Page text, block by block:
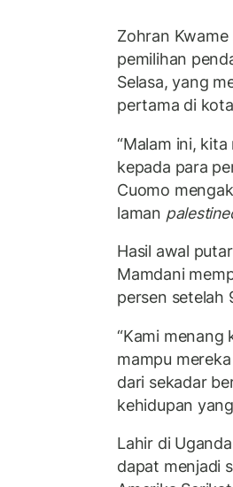
Zohran
pemilihan
Selasa, yang
pertama di
“Malam ini,
kepada para
Cuomo
laman
Hasil awal
Mamdani
persen setelah
“Kami menang
mampu
dari sekadar
kehidupan
Lahir di
dapat menjadi